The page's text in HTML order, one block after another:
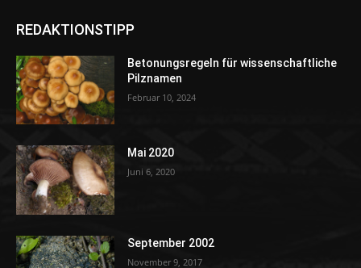
REDAKTIONSTIPP
Betonungsregeln für wissenschaftliche
Pilznamen
Februar 10, 2024
Mai 2020
Juni 6, 2020
September 2002
November 9, 2017